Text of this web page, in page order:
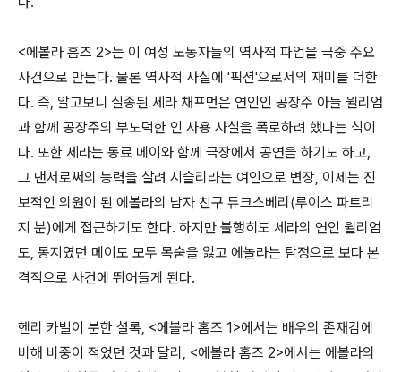
<에볼라 홈즈 2>는 이 여성 노동자들의 역사적 파업을 극중 주요
사건으로 만든다. 물론 역사적 사실에 '픽션'으로서의 재미를 더한
다. 즉, 알고보니 실종된 세라 채프먼은 연인인 공장주 아들 윌리엄
과 함께 공장주의 부도덕한 인 사용 사실을 폭로하려 했다는 식이
다. 또한 세라는 동료 메이와 함께 극장에서 공연을 하기도 하고,
그 댄서로써의 능력을 살려 시슬리라는 여인으로 변장, 이제는 진
보적인 의원이 된 에볼라의 남자 친구 듀크스베리(루이스 파트리
지 분)에게 접근하기도 한다. 하지만 불행히도 세라의 연인 윌리엄
도, 동지였던 메이도 모두 목숨을 잃고 에놀라는 탐정으로 보다 본
격적으로 사건에 뛰어들게 된다.
헨리 카빌이 분한 셜록, <에볼라 홈즈 1>에서는 배우의 존재감에
비해 비중이 적었던 것과 달리, <에볼라 홈즈 2>에서는 에볼라의